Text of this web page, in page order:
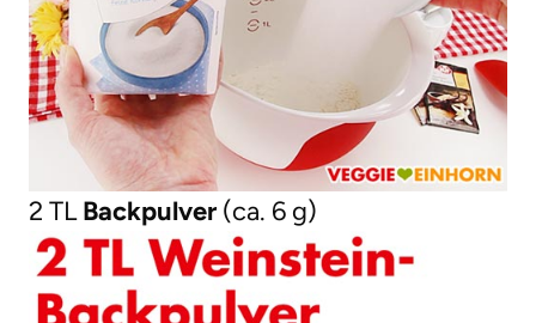
2 TLBackpulver (ca. 6 g)